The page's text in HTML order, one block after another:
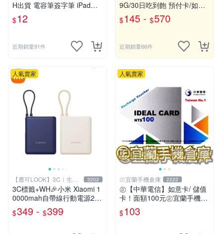
H出貨 電容筆簽字筆 iPad觸
控筆 手機觸控筆 二合一觸碰
筆 平板觸控筆 繪圖筆 手寫筆
$12
近期銷量91件
9G/30日吃到飽 預付卡/如意
卡/網路流量包/儲值卡
$145 - $570
近期銷量66件
人氣賣家
【麓可LOOK】3C｜生活
百貨
3202
3C標籤+WH🎉小米 Xiaomi 1
0000mah自帶線行動電源22.
5W/33W快充 行充 行動充 充
電寶 移動電
$349 - $399
人氣賣家
㊣宜蘭手機倉庫 2222
㊣【中華電信】如意卡/ 儲值
卡！面額100元㊣宜蘭手機倉
庫
$103